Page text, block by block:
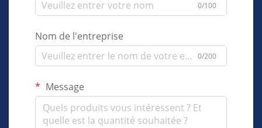
0/100
Nom de l'entreprise
0/200
Message